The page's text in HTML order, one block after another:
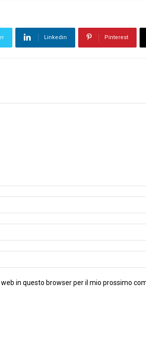
Linkedin Pinterest
in questo browser per il mio prossimo